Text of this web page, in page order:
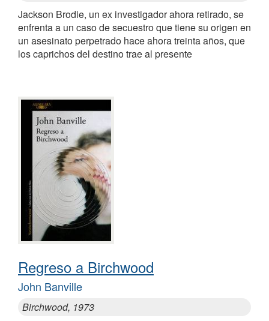
Jackson Brodie, un ex investigador ahora retirado, se
enfrenta a un caso de secuestro que tiene su origen en
un asesinato perpetrado hace ahora treinta años, que
los caprichos del destino trae al presente
Regreso a Birchwood
John Banville
Birchwood, 1973